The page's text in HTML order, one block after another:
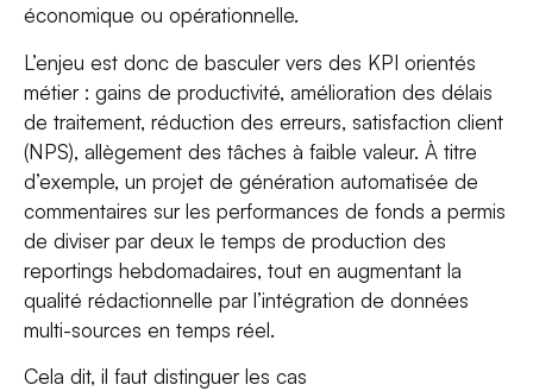
économique ou opérationnelle.
L’enjeu est donc de basculer vers des KPI orientés
métier : gains de productivité, amélioration des délais
de traitement, réduction des erreurs, satisfaction client
(NPS), allègement des tâches à faible valeur. À titre
d’exemple, un projet de génération automatisée de
commentaires sur les performances de fonds a permis
de diviser par deux le temps de production des
reportings hebdomadaires, tout en augmentant la
qualité rédactionnelle par l’intégration de données
multi-sources en temps réel.
Cela dit, il faut distinguer les cas